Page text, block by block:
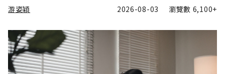
游姿穎 2026-08-03 瀏覽數 6,100+